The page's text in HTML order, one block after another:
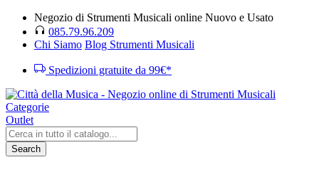
Negozio di Strumenti Musicali online Nuovo e Usato
085.79.96.209
Chi Siamo Blog Strumenti Musicali
Spedizioni gratuite da 99€*
Categorie
Outlet
Search